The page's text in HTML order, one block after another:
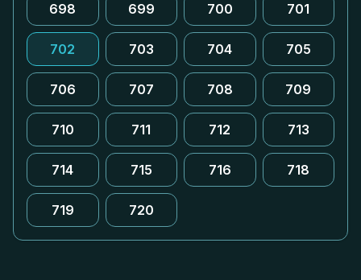
698 699 700 701
702 703 704 705
706 707 708 709
710 711 712 713
714 715 716 718
719 720